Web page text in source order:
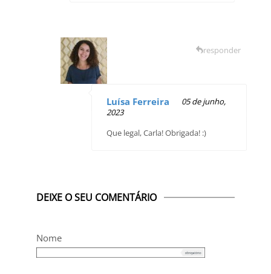
Luísa Ferreira
05 de junho,
2023
Que legal, Carla! Obrigada! :)
responder
DEIXE O SEU COMENTÁRIO
Nome